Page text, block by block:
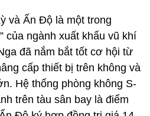
và Ấn Độ là một trong
của ngành xuất khẩu vũ khí
đã nắm bắt tốt cơ hội từ
cấp thiết bị trên không và
Hệ thống phòng không S-
trên tàu sân bay là điểm